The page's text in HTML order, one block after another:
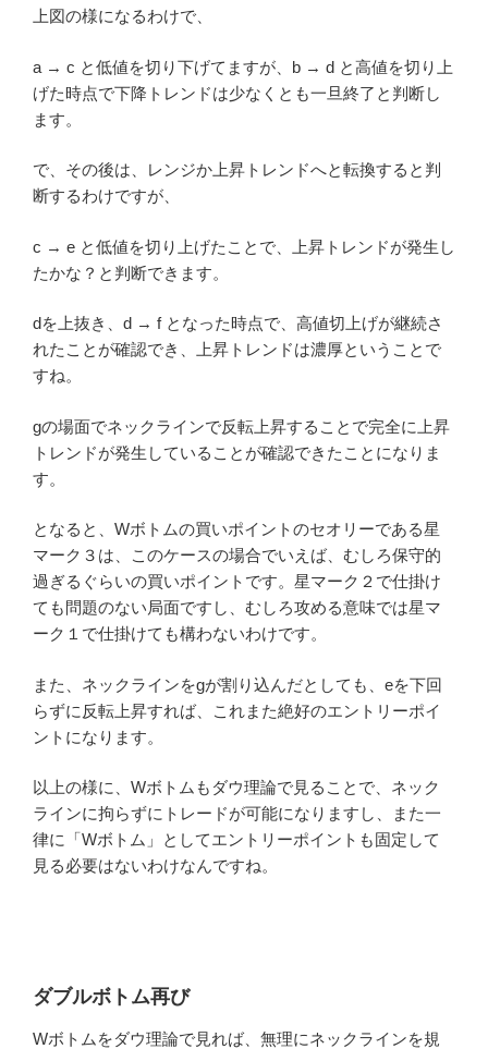
上図の様になるわけで、
a → c と低値を切り下げてますが、b → d と高値を切り上
げた時点で下降トレンドは少なくとも一旦終了と判断し
ます。
で、その後は、レンジか上昇トレンドへと転換すると判
断するわけですが、
c → e と低値を切り上げたことで、上昇トレンドが発生し
たかな？と判断できます。
dを上抜き、d → f となった時点で、高値切上げが継続さ
れたことが確認でき、上昇トレンドは濃厚ということで
すね。
gの場面でネックラインで反転上昇することで完全に上昇
トレンドが発生していることが確認できたことになりま
す。
となると、Wボトムの買いポイントのセオリーである星
マーク３は、このケースの場合でいえば、むしろ保守的
過ぎるぐらいの買いポイントです。星マーク２で仕掛け
ても問題のない局面ですし、むしろ攻める意味では星マ
ーク１で仕掛けても構わないわけです。
また、ネックラインをgが割り込んだとしても、eを下回
らずに反転上昇すれば、これまた絶好のエントリーポイ
ントになります。
以上の様に、Wボトムもダウ理論で見ることで、ネック
ラインに拘らずにトレードが可能になりますし、また一
律に「Wボトム」としてエントリーポイントも固定して
見る必要はないわけなんですね。
ダブルボトム再び
Wボトムをダウ理論で見れば、無理にネックラインを規